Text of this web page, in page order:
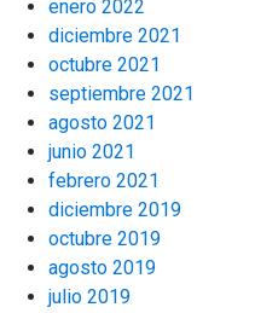
enero 2022
diciembre 2021
octubre 2021
septiembre 2021
agosto 2021
junio 2021
febrero 2021
diciembre 2019
octubre 2019
agosto 2019
julio 2019